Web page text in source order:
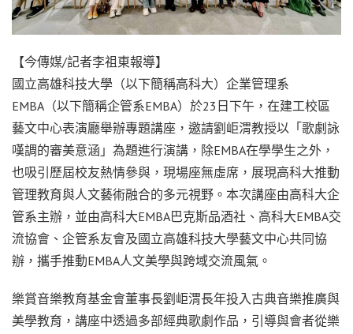
【今傳媒/記者李祖東報導】
國立高雄科技大學（以下簡稱高科大）企業管理系
EMBA（以下簡稱企管系EMBA）於23日下午，在建工校區
藝文中心表演廳舉辦專題講座，邀請劉岠渭教授以「歌劇詠
嘆調的審美意涵」為題進行演講，除EMBA在學學生之外，
也吸引歷屆校友熱情參與，現場座無虛席，展現高科大推動
管理教育與人文藝術融合的多元視野。本次講座由高科大企
管系主辦，並由高科大EMBA巴克斯品酒社、高科大EMBA交
流協會、企管系友會及國立高雄科技大學藝文中心共同協
辦，攜手推動EMBA人文美學與跨域交流風氣。
樂賞音樂教育基金會董事長劉岠渭長年投入古典音樂推廣與
美學教育，講座中透過多部經典歌劇作品，引導與會者從樂